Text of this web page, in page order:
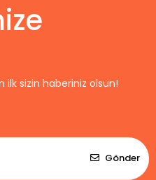
ilk sizin haberiniz olsun!
Gönder